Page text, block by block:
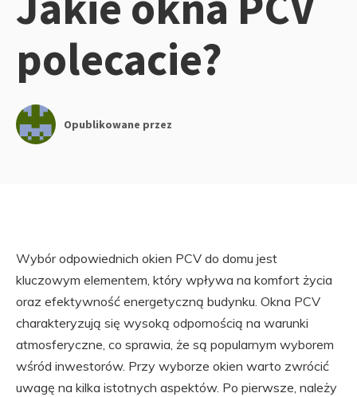
polecacie?
Opublikowane przez
Wybór odpowiednich okien PCV do domu jest
kluczowym elementem, który wpływa na komfort życia
oraz efektywność energetyczną budynku. Okna PCV
charakteryzują się wysoką odpornością na warunki
atmosferyczne, co sprawia, że są popularnym wyborem
wśród inwestorów. Przy wyborze okien warto zwrócić
uwagę na kilka istotnych aspektów. Po pierwsze, należy